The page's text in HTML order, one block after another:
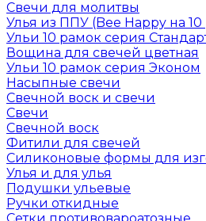
Свечи для молитвы
Улья из ППУ (Bee Happy на 10
Ульи 10 рамок серия
Вощина для свечей цветная
Ульи 10 рамок серия Эконом
Насыпные свечи
Свечной воск и свечи
Свечи
Свечной воск
Фитили для свечей
Силиконовые формы для
Улья и для улья
Подушки ульевые
Ручки откидные